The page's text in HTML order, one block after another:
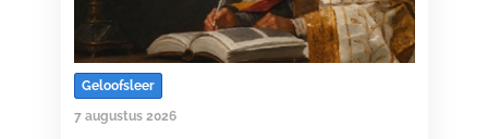
Geloofsleer
7 augustus 2026